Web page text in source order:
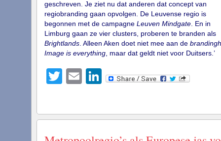
geschreven. Je ziet nu dat anderen dat concept van
regiobranding gaan opvolgen. De Leuvense regio is
begonnen met de campagne Leuven Mindgate. En in
Limburg gaan ze vier clusters, proberen te branden als
Brightlands. Alleen Aken doet niet mee aan de
Image is everything, maar dat geldt niet voor Duitsers.’
Twitter
EmailLinkedIn